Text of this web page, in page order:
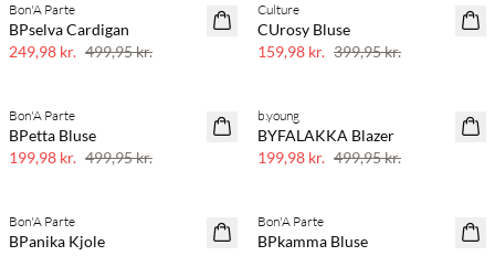
50% rabat
Bon'A Parte
BPselva Cardigan
249,98 kr. 499,95 kr.
60% rabat
Culture
CUrosy Bluse
159,98 kr. 399,95 kr.
60% rabat
Bon'A Parte
BPetta Bluse
199,98 kr. 499,95 kr.
60% rabat
b.young
BYFALAKKA Blazer
199,98 kr. 499,95 kr.
40% rabat
Bon'A Parte
BPanika Kjole
60% rabat
Bon'A Parte
BPkamma Bluse